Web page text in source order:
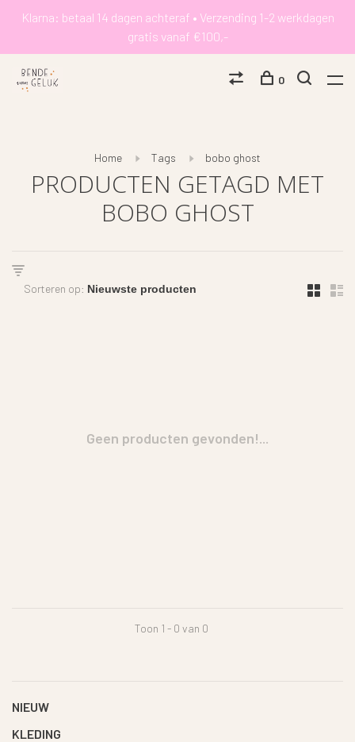
Klarna: betaal 14 dagen achteraf • Verzending 1-2 werkdagen
gratis vanaf €100,-
0
Home Tags bobo ghost
PRODUCTEN GETAGD MET
BOBO GHOST
Sorteren op:
Geen producten gevonden!...
Toon 1 - 0 van 0
NIEUW
KLEDING